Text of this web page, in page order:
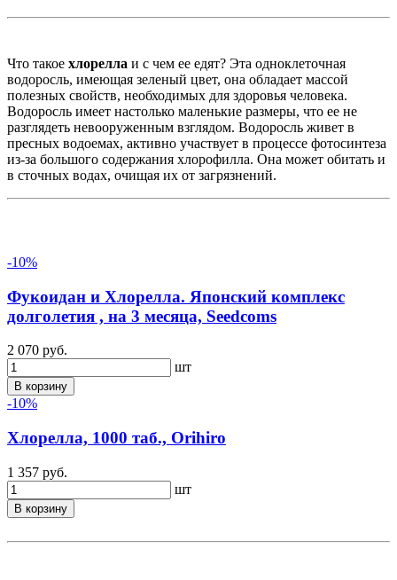
Что такое хлорелла и с чем ее едят? Эта одноклеточная
водоросль, имеющая зеленый цвет, она обладает массой
полезных свойств, необходимых для здоровья человека.
Водоросль имеет настолько маленькие размеры, что ее не
разглядеть невооруженным взглядом. Водоросль живет в
пресных водоемах, активно участвует в процессе фотосинтеза
из-за большого содержания хлорофилла. Она может обитать и
в сточных водах, очищая их от загрязнений.
-10%
Фукоидан и Хлорелла. Японский комплекс
долголетия , на 3 месяца, Seedcoms
2 070 руб.
шт
В корзину
-10%
Хлорелла, 1000 таб., Orihiro
1 357 руб.
шт
В корзину